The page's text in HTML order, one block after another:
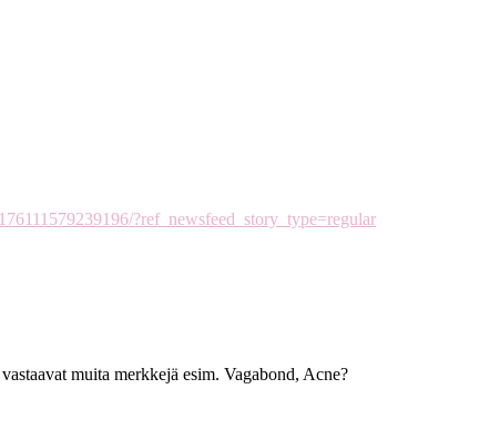
?ref_newsfeed_story_type=regular
muita merkkejä esim. Vagabond, Acne?